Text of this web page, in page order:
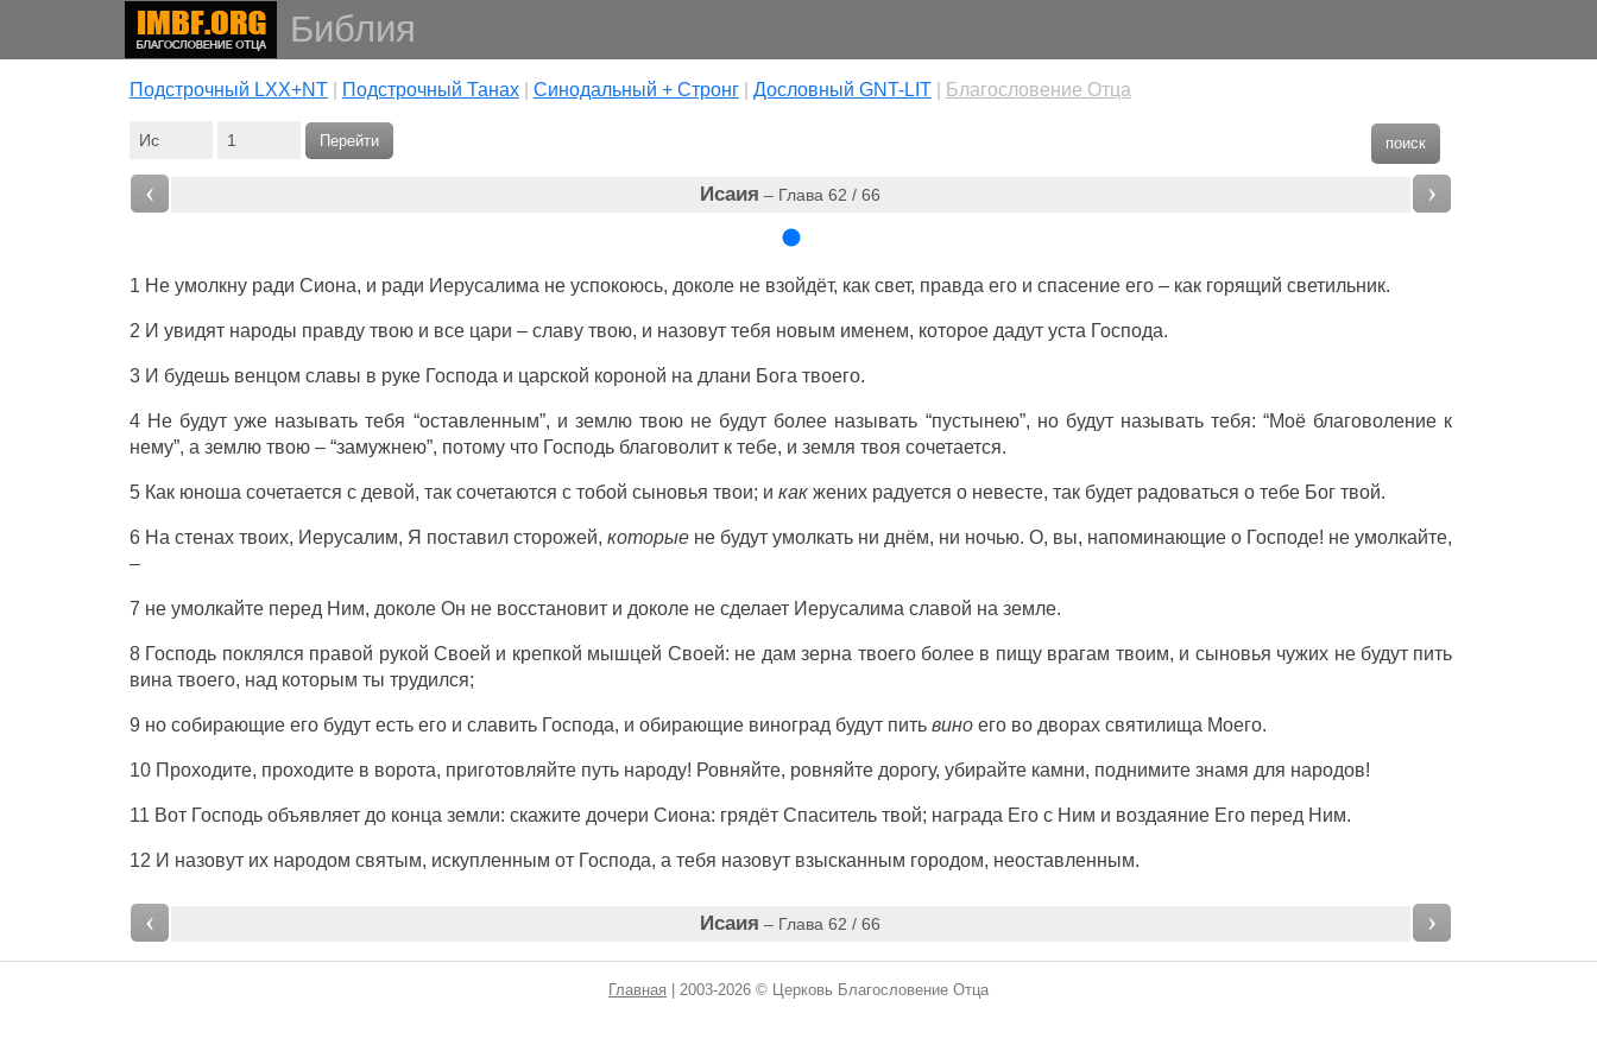
Библия
Подстрочный LXX+NT| Подстрочный Танах| Cинодальный + Стронг| Дословный GNT-LIT| Благословение Отца
поиск
Перейти
‹ Исаия – Глава 62 / 66 ›
1 Не умолкну ради Сиона, и ради Иерусалима не успокоюсь, доколе не взойдёт, как свет, правда его и спасение его – как горящий светильник.
2 И увидят народы правду твою и все цари – славу твою, и назовут тебя новым именем, которое дадут уста Господа.
3 И будешь венцом славы в руке Господа и царской короной на длани Бога твоего.
4 Не будут уже называть тебя “оставленным”, и землю твою не будут более называть “пустынею”, но будут называть тебя: “Моё благоволение к
нему”, а землю твою – “замужнею”, потому что Господь благоволит к тебе, и земля твоя сочетается.
5 Как юноша сочетается с девой, так сочетаются с тобой сыновья твои; и какжених радуется о невесте, так будет радоваться о тебе Бог твой.
6 На стенах твоих, Иерусалим, Я поставил сторожей,которые не будут умолкать ни днём, ни ночью. О, вы, напоминающие о Господе! не умолкайте,
–
7 не умолкайте перед Ним, доколе Он не восстановит и доколе не сделает Иерусалима славой на земле.
8 Господь поклялся правой рукой Своей и крепкой мышцей Своей: не дам зерна твоего более в пищу врагам твоим, и сыновья чужих не будут пить
вина твоего, над которым ты трудился;
9 но собирающие его будут есть его и славить Господа, и обирающие виноград будут пить виноего во дворах святилища Моего.
10 Проходите, проходите в ворота, приготовляйте путь народу! Ровняйте, ровняйте дорогу, убирайте камни, поднимите знамя для народов!
11 Вот Господь объявляет до конца земли: скажите дочери Сиона: грядёт Спаситель твой; награда Его с Ним и воздаяние Его перед Ним.
12 И назовут их народом святым, искупленным от Господа, а тебя назовут взысканным городом, неоставленным.
‹ Исаия – Глава 62 / 66 ›
Главная | 2003-2026 © Церковь Благословение Отца